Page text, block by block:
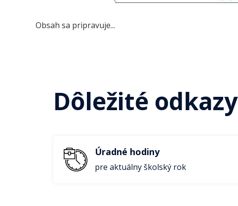
Obsah sa pripravuje...
Dôležité odkazy
Úradné hodiny
pre aktuálny školský rok